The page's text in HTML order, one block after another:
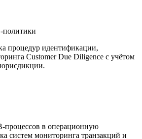
политики
процедур идентификации,
Customer Due Diligence с учётом
процессов в операционную
систем мониторинга транзакций и